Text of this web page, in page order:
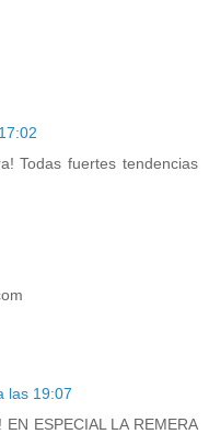
Todas fuertes tendencias
las 19:07
ESPECIAL LA REMERA